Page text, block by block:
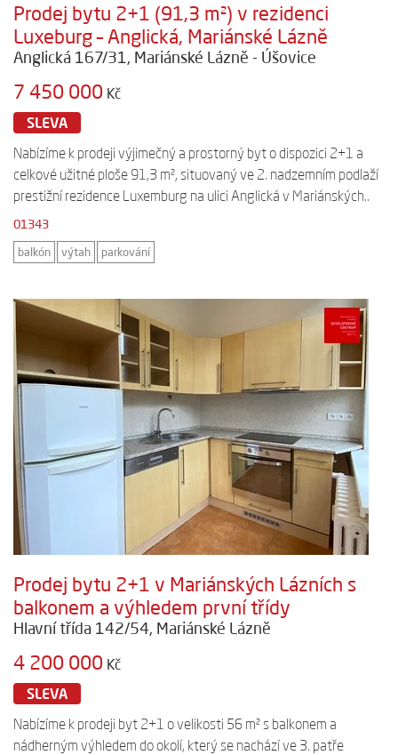
Prodej bytu 2+1 (91,3 m²) v rezidenci
Luxeburg – Anglická, Mariánské Lázně
Anglická 167/31, Mariánské Lázně - Úšovice
7 450 000 Kč
SLEVA
Nabízíme k prodeji výjimečný a prostorný byt o dispozici 2+1 a
celkové užitné ploše 91,3 m², situovaný ve 2. nadzemním podlaží
prestižní rezidence Luxemburg na ulici Anglická v Mariánských..
01343
balkón výtah parkování
Prodej bytu 2+1 v Mariánských Lázních s
balkonem a výhledem první třídy
Hlavní třída 142/54, Mariánské Lázně
4 200 000 Kč
SLEVA
Nabízíme k prodeji byt 2+1 o velikosti 56 m² s balkonem a
nádherným výhledem do okolí, který se nachází ve 3. patře